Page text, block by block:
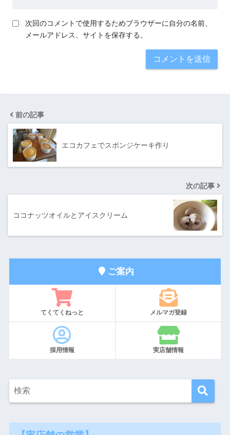
次回のコメントで使用するためブラウザーに自分の名前、
メールアドレス、サイトを保存する。
前の記事
エコカフェでスポンジケーキ作り
次の記事
ココナッツオイルとアイスクリーム
ご案内
てくてくねっと メルマガ登録
採用情報 実店舗情報